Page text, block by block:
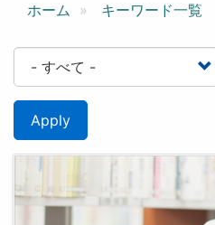
ホーム キーワード一覧
Apply